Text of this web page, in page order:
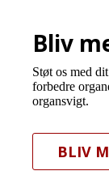
Bliv
Støt os med
forbedre
organsvigt.
BLIV